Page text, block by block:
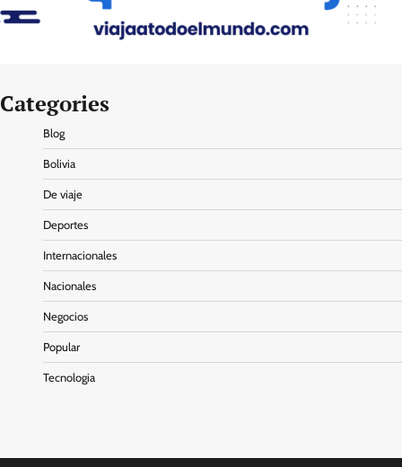
Categories
Blog
Bolivia
De viaje
Deportes
Internacionales
Nacionales
Negocios
Popular
Tecnologia